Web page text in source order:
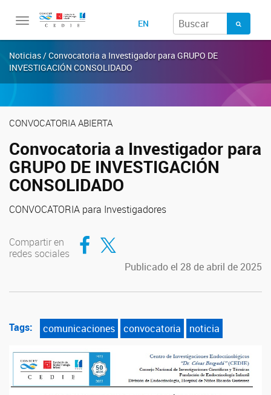
Toggle
EN
Noticias / Convocatoria a Investigador para GRUPO DE
INVESTIGACIÓN CONSOLIDADO
CONVOCATORIA ABIERTA
Convocatoria a Investigador para
GRUPO DE INVESTIGACIÓN
CONSOLIDADO
CONVOCATORIA para Investigadores
Compartir en
redes sociales
Compartir en Facebook
Compartir en Twitter
Publicado el 28 de abril de 2025
Tags: comunicaciones convocatoria noticia